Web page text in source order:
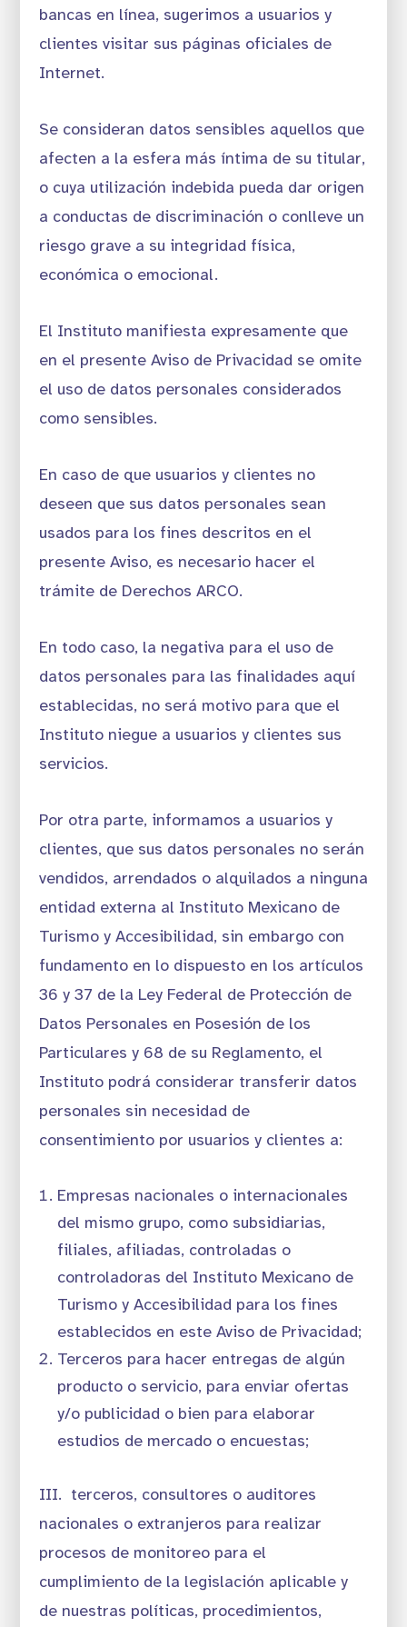
bancas en línea, sugerimos a usuarios y
clientes visitar sus páginas oficiales de
Internet.
Se consideran datos sensibles aquellos que
afecten a la esfera más íntima de su titular,
o cuya utilización indebida pueda dar origen
a conductas de discriminación o conlleve un
riesgo grave a su integridad física,
económica o emocional.
El Instituto manifiesta expresamente que
en el presente Aviso de Privacidad se omite
el uso de datos personales considerados
como sensibles.
En caso de que usuarios y clientes no
deseen que sus datos personales sean
usados para los fines descritos en el
presente Aviso, es necesario hacer el
trámite de Derechos ARCO.
En todo caso, la negativa para el uso de
datos personales para las finalidades aquí
establecidas, no será motivo para que el
Instituto niegue a usuarios y clientes sus
servicios.
Por otra parte, informamos a usuarios y
clientes, que sus datos personales no serán
vendidos, arrendados o alquilados a ninguna
entidad externa al Instituto Mexicano de
Turismo y Accesibilidad, sin embargo con
fundamento en lo dispuesto en los artículos
36 y 37 de la Ley Federal de Protección de
Datos Personales en Posesión de los
Particulares y 68 de su Reglamento, el
Instituto podrá considerar transferir datos
personales sin necesidad de
consentimiento por usuarios y clientes a:
Empresas nacionales o internacionales
del mismo grupo, como subsidiarias,
filiales, afiliadas, controladas o
controladoras del Instituto Mexicano de
Turismo y Accesibilidad para los fines
establecidos en este Aviso de Privacidad;
Terceros para hacer entregas de algún
producto o servicio, para enviar ofertas
y/o publicidad o bien para elaborar
estudios de mercado o encuestas;
III. terceros, consultores o auditores
nacionales o extranjeros para realizar
procesos de monitoreo para el
cumplimiento de la legislación aplicable y
de nuestras políticas, procedimientos,